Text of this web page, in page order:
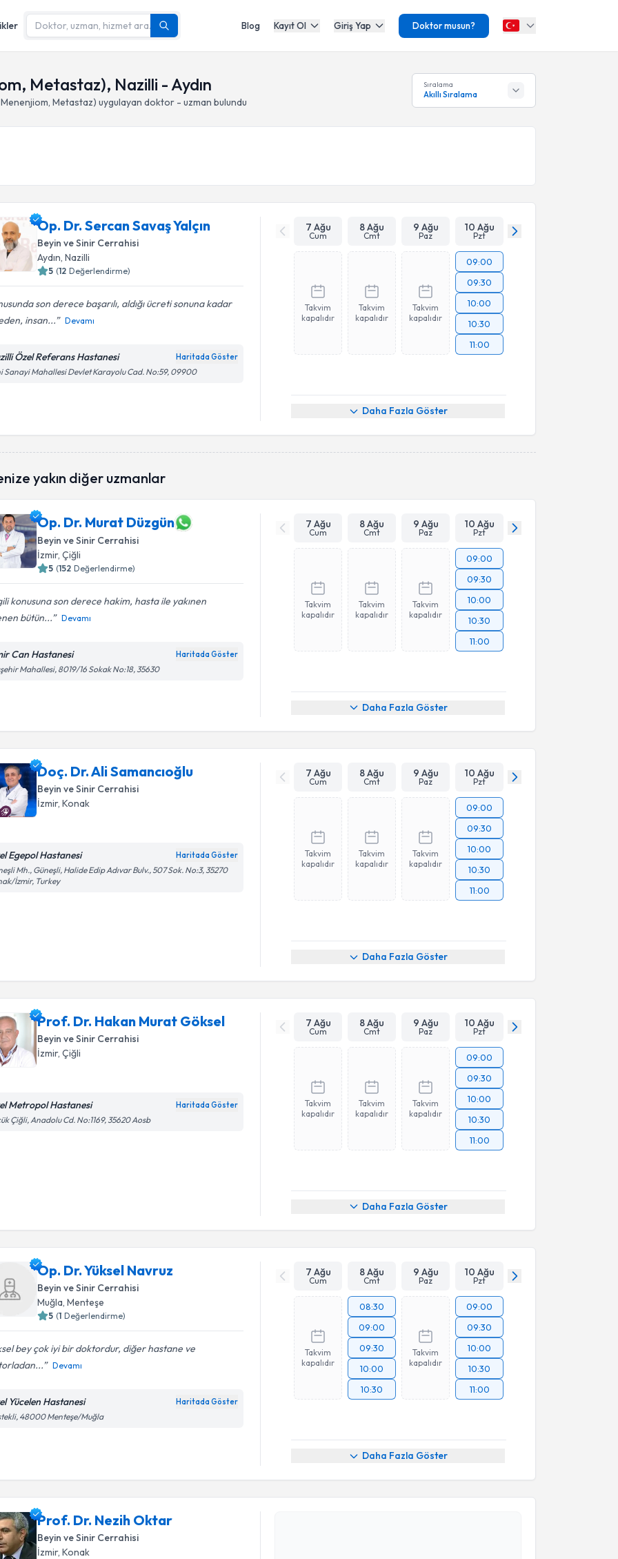
Blog Kayıt Ol Giriş Yap Doktor musun?
Metastaz), Nazilli - Aydın
Metastaz) uygulayan doktor - uzman bulundu
Sıralama
Akıllı Sıralama
Op. Dr. Sercan Savaş Yalçın
Beyin ve Sinir Cerrahisi
Aydın, Nazilli
5 (12 Değerlendirme)
son derece başarılı, aldığı ücreti sonuna kadar
insan...
Devamı
Özel Referans Hastanesi Haritada Göster
Sanayi Mahallesi Devlet Karayolu Cad. No:59, 09900
7 Ağu
Cum
8 Ağu
Cmt
9 Ağu
Paz
10 Ağu
Pzt
Takvim
kapalıdır
Takvim
kapalıdır
Takvim
kapalıdır
09:00
09:30
10:00
10:30
11:00
Daha Fazla Göster
yakın diğer uzmanlar
Op. Dr. Murat Düzgün
Beyin ve Sinir Cerrahisi
İzmir, Çiğli
5 (152 Değerlendirme)
konusuna son derece hakim, hasta ile yakınen
bütün...
Devamı
Can Hastanesi Haritada Göster
Mahallesi, 8019/16 Sokak No:18, 35630
7 Ağu
Cum
8 Ağu
Cmt
9 Ağu
Paz
10 Ağu
Pzt
Takvim
kapalıdır
Takvim
kapalıdır
Takvim
kapalıdır
09:00
09:30
10:00
10:30
11:00
Daha Fazla Göster
Doç. Dr. Ali Samancıoğlu
Beyin ve Sinir Cerrahisi
İzmir, Konak
Egepol Hastanesi Haritada Göster
Mh., Güneşli, Halide Edip Adıvar Bulv., 507 Sok. No:3, 35270
İzmir, Turkey
7 Ağu
Cum
8 Ağu
Cmt
9 Ağu
Paz
10 Ağu
Pzt
Takvim
kapalıdır
Takvim
kapalıdır
Takvim
kapalıdır
09:00
09:30
10:00
10:30
11:00
Daha Fazla Göster
Prof. Dr. Hakan Murat Göksel
Beyin ve Sinir Cerrahisi
İzmir, Çiğli
Metropol Hastanesi Haritada Göster
Çiğli, Anadolu Cd. No:1169, 35620 Aosb
7 Ağu
Cum
8 Ağu
Cmt
9 Ağu
Paz
10 Ağu
Pzt
Takvim
kapalıdır
Takvim
kapalıdır
Takvim
kapalıdır
09:00
09:30
10:00
10:30
11:00
Daha Fazla Göster
Op. Dr. Yüksel Navruz
Beyin ve Sinir Cerrahisi
Muğla, Menteşe
5 (1 Değerlendirme)
bey çok iyi bir doktordur, diğer hastane ve
Devamı
Yücelen Hastanesi Haritada Göster
48000 Menteşe/Muğla
7 Ağu
Cum
8 Ağu
Cmt
9 Ağu
Paz
10 Ağu
Pzt
Takvim
kapalıdır
08:30
09:00
09:30
10:00
10:30
Takvim
kapalıdır
09:00
09:30
10:00
10:30
11:00
Daha Fazla Göster
Prof. Dr. Nezih Oktar
Beyin ve Sinir Cerrahisi
İzmir, Konak
Randevu Takvimi Talebi
Prof. Dr. Nezih Oktar